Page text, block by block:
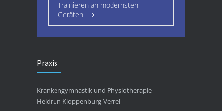
Trainieren an modernsten
Geräten
Praxis
Krankengymnastik und Physiotherapie
Heidrun Kloppenburg-Verrel